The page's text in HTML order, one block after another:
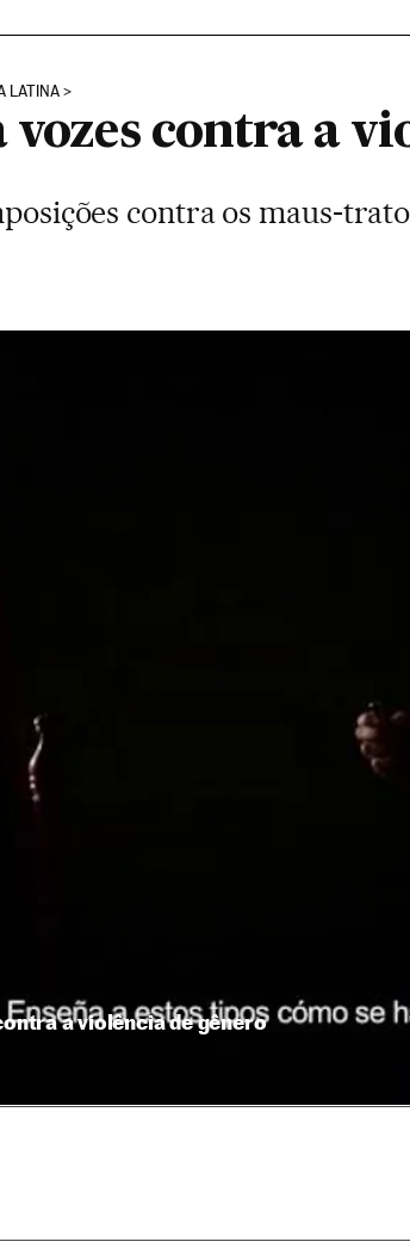
LATINA
contra a
contra os maus-
a violência de gênero